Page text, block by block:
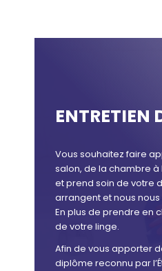
ENTRETIEN
Vous souhaitez faire
salon, de la chambre à
et prend soin de votre
arrangent et nous
En plus de prendre en
de votre linge.
Afin de vous apporter
diplôme reconnu par